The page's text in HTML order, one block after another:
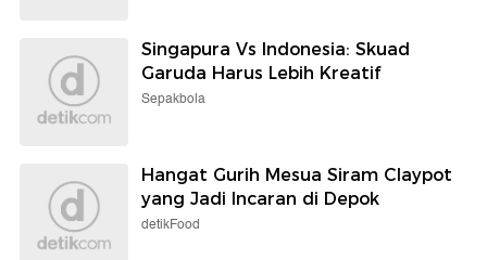
Singapura Vs Indonesia: Skuad
Garuda Harus Lebih Kreatif
Sepakbola
Hangat Gurih Mesua Siram Claypot
yang Jadi Incaran di Depok
detikFood